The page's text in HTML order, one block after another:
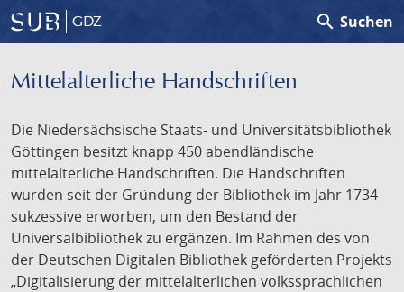
GDZ search Suchen
Mittelalterliche Handschriften
Die Niedersächsische Staats- und Universitätsbibliothek
Göttingen besitzt knapp 450 abendländische
mittelalterliche Handschriften. Die Handschriften
wurden seit der Gründung der Bibliothek im Jahr 1734
sukzessive erworben, um den Bestand der
Universalbibliothek zu ergänzen. Im Rahmen des von
der Deutschen Digitalen Bibliothek geförderten Projekts
„Digitalisierung der mittelalterlichen volkssprachlichen